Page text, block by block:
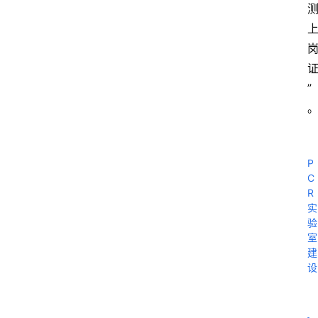
测
上
岗
证
”
。
P
C
R
实
验
室
建
设